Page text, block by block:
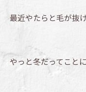
最近やたらと毛が抜
やっと冬だってこと